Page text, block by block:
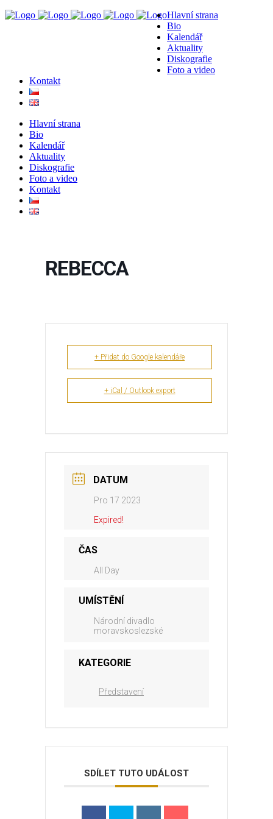
Hlavní strana
Bio
Kalendář
Aktuality
Diskografie
Foto a video
Kontakt
Hlavní strana
Bio
Kalendář
Aktuality
Diskografie
Foto a video
Kontakt
REBECCA
+ Přidat do Google kalendáře
+ iCal / Outlook export
DATUM
Pro 17 2023
Expired!
ČAS
All Day
UMÍSTĚNÍ
Národní divadlo
moravskoslezské
KATEGORIE
Představení
SDÍLET TUTO UDÁLOST